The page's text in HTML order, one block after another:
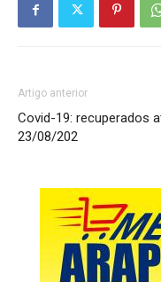
Artigo anterior
Covid-19: recuperados
23/08/202